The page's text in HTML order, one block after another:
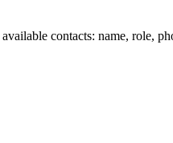
contacts: name, role,